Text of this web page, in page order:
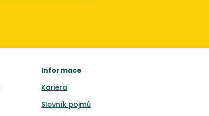
Informace
Kariéra
Slovník pojmů